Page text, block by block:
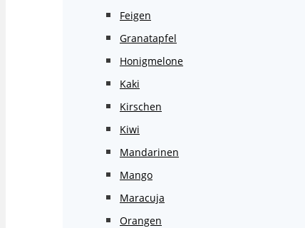
Feigen
Granatapfel
Honigmelone
Kaki
Kirschen
Kiwi
Mandarinen
Mango
Maracuja
Orangen